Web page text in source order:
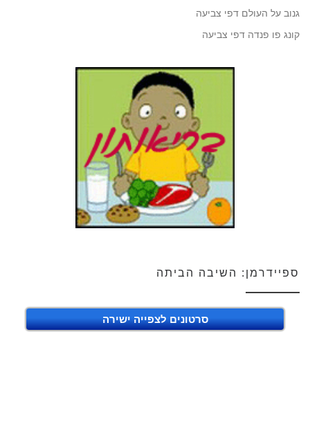
גנוב על העולם דפי צביעה
קונג פו פנדה דפי צביעה
ספיידרמן: השיבה הביתה
סרטונים לצפייה ישירה